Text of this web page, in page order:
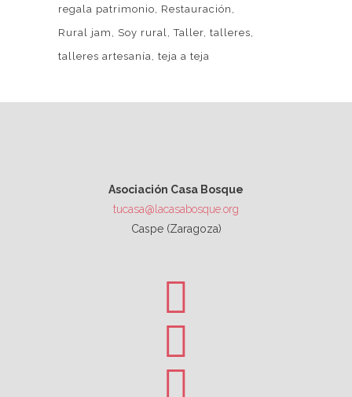
regala patrimonio
Restauración
Rural jam
Soy rural Taller talleres
talleres artesanía teja a teja
Asociación Casa Bosque
tucasa@lacasabosque.org
Caspe (Zaragoza)